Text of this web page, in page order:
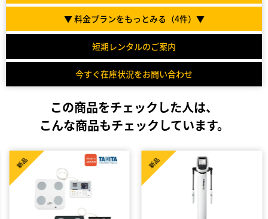
▼ 料金プランをもっとみる（4件）▼
短期レンタルのご案内
今すぐ在庫状況をお問い合わせ
この商品をチェックした人は、
こんな商品もチェックしています。
新品 新品